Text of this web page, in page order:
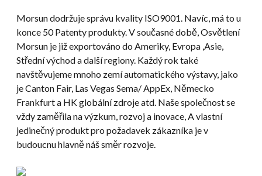
Morsun dodržuje správu kvality ISO9001. Navíc, má to u
konce 50 Patenty produkty. V současné době, Osvětlení
Morsun je již exportováno do Ameriky, Evropa ,Asie,
Střední východ a další regiony. Každý rok také
navštěvujeme mnoho zemí automatického výstavy, jako
je Canton Fair, Las Vegas Sema/ AppEx, Německo
Frankfurt a HK globální zdroje atd. Naše společnost se
vždy zaměřila na výzkum, rozvoj a inovace, A vlastní
jedinečný produkt pro požadavek zákazníka je v
budoucnu hlavně náš směr rozvoje.